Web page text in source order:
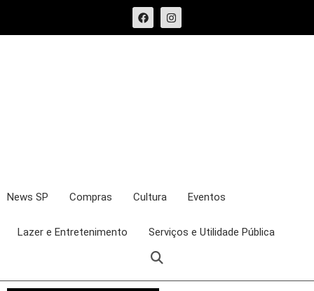
News SP Compras Cultura Eventos
Lazer e Entretenimento Serviços e Utilidade Pública